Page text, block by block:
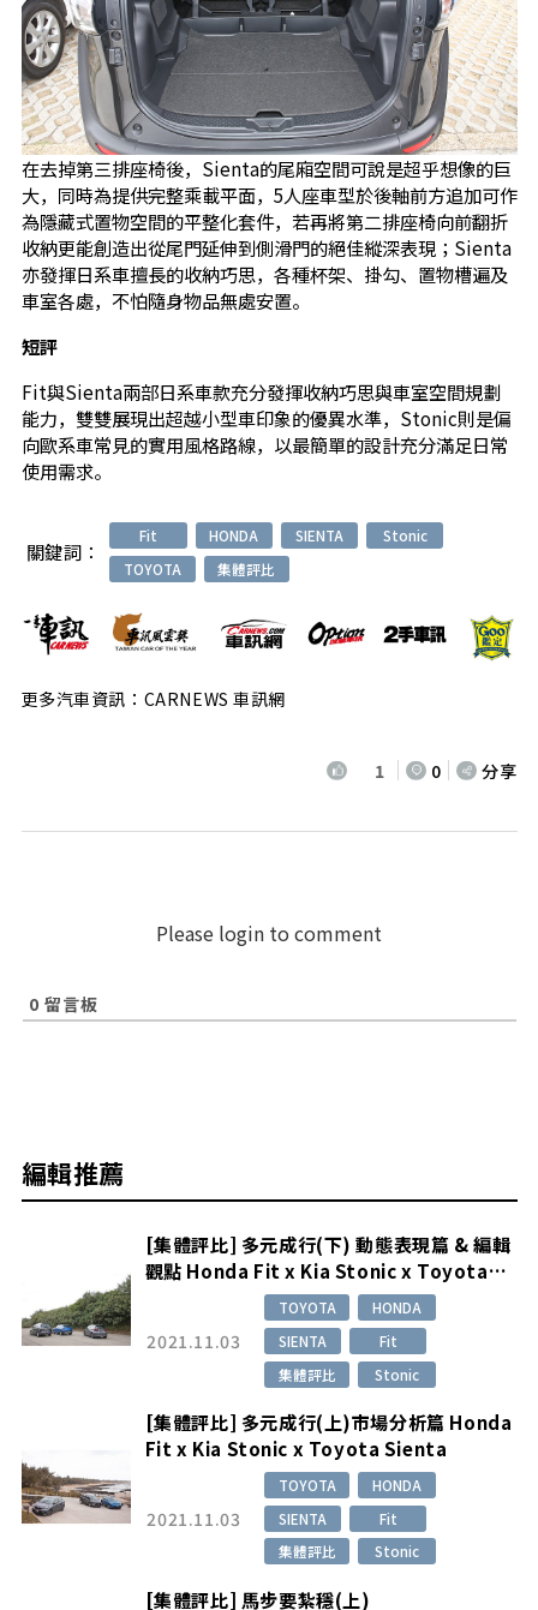
在去掉第三排座椅後，Sienta的尾廂空間可說是超乎想像的巨
大，同時為提供完整乘載平面，5人座車型於後軸前方追加可作
為隱藏式置物空間的平整化套件，若再將第二排座椅向前翻折
收納更能創造出從尾門延伸到側滑門的絕佳縱深表現；Sienta
亦發揮日系車擅長的收納巧思，各種杯架、掛勾、置物槽遍及
車室各處，不怕隨身物品無處安置。
短評
Fit與Sienta兩部日系車款充分發揮收納巧思與車室空間規劃
能力，雙雙展現出超越小型車印象的優異水準，Stonic則是偏
向歐系車常見的實用風格路線，以最簡單的設計充分滿足日常
使用需求。
關鍵詞：
Fit HONDA SIENTA
Stonic
TOYOTA
集體評比
更多汽車資訊：CARNEWS 車訊網
1 0 分享
Please login to comment
0 留言板
編輯推薦
成行(下) 動態表現篇 & 編輯
x Kia Stonic x Toyota
TOYOTA
HONDA
SIENTA
Fit
成行(上)市場分析篇 Honda
x Toyota Sienta
TOYOTA
HONDA
SIENTA
[集體評比] 多元
觀點 Honda Fit
Sienta
2021.11.03
[集體評比] 多元
Fit x Kia
2021.11.03